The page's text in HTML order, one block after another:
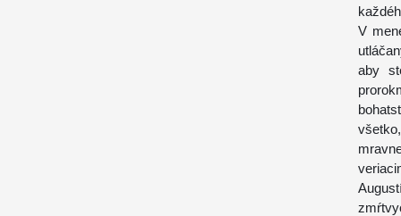
V
aby